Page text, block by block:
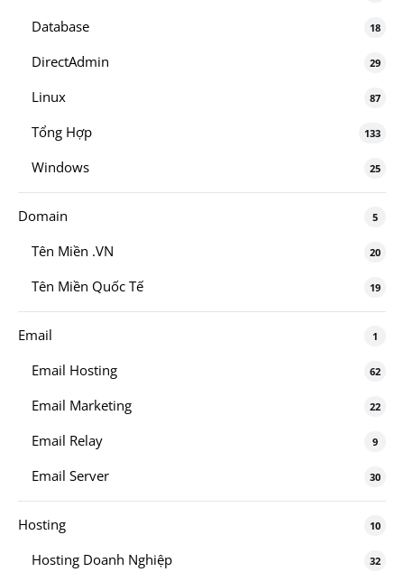
Database
18
DirectAdmin 29
Linux 87
Tổng Hợp 133
Windows 25
Domain 5
Tên Miền .VN 20
Tên Miền Quốc Tế 19
Email 1
Email Hosting 62
Email Marketing 22
Email Relay 9
Email Server 30
Hosting 10
Hosting Doanh Nghiệp 32